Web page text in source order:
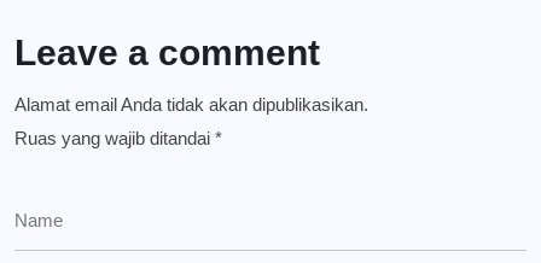
Leave a comment
Alamat email Anda tidak akan dipublikasikan.
Ruas yang wajib ditandai *